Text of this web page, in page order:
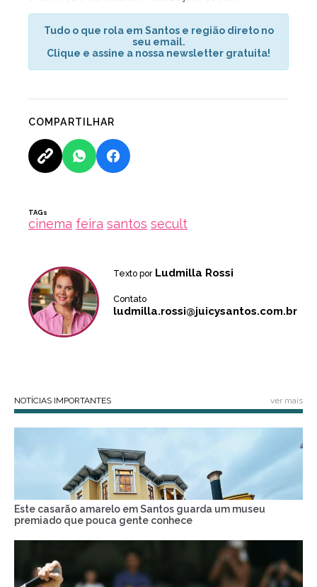
Tudo o que rola em Santos e região direto no
seu email.
Clique e assine a nossa newsletter gratuita!
COMPARTILHAR
TAGs
cinema feira santos secult
Texto por Ludmilla Rossi
Contato
ludmilla.rossi@juicysantos.com.br
NOTÍCIAS IMPORTANTES ver mais
Este casarão amarelo em Santos guarda um museu
premiado que pouca gente conhece